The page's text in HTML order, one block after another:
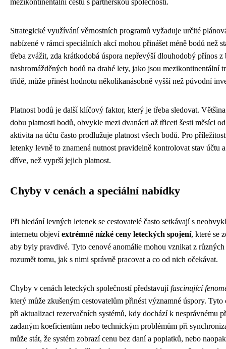
Strategické využívání věrnostních programů vyžaduje určité
nabízené v rámci speciálních akcí mohou přinášet méně bodů než
třeba zvážit, zda krátkodobá úspora nepřevýší dlouhodobý přínos
nashromážděných bodů na drahé lety, jako jsou mezikontinentální
třídě, může přinést hodnotu několikanásobně vyšší než původní
Platnost bodů je další klíčový faktor, který je třeba sledovat.
dobu platnosti bodů, obvykle mezi dvanácti až třiceti šesti měsíci
aktivita na účtu často prodlužuje platnost všech bodů. Pro
letenky levně to znamená nutnost pravidelně kontrolovat stav účtu
dříve, než vyprší jejich platnost.
Chyby v cenách a speciální nabídky
Při hledání levných letenek se cestovatelé často setkávají s
internetu objevíextrémně nízké ceny leteckých spojení, které se
aby byly pravdivé. Tyto cenové anomálie mohou vznikat z
rozumět tomu, jak s nimi správně pracovat a co od nich očekávat.
Chyby v cenách leteckých společností představujífascinující
který může zkušeným cestovatelům přinést významné úspory.
při aktualizaci rezervačních systémů, kdy dochází k nesprávnému
zadaným koeficientům nebo technickým problémům při
může stát, že systém zobrazí cenu bez daní a poplatků, nebo